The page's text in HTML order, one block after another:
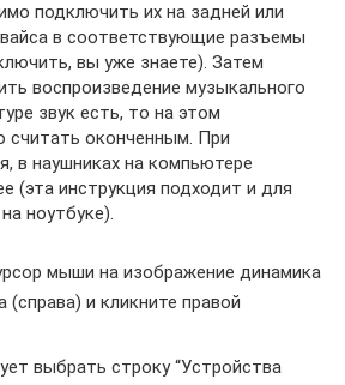
подключить их на задней или
в соответствующие разъемы
вы уже знаете). Затем
воспроизведение музыкального
звук есть, то на этом
оконченным. При
в наушниках на компьютере
(эта инструкция подходит и для
ноутбуке).
мыши на изображение динамика
(справа) и кликните правой
выбрать строку “Устройства